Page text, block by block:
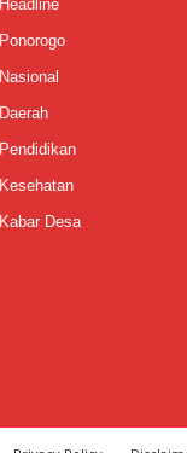
Headline
Ponorogo
Nasional
Daerah
Pendidikan
Kesehatan
Kabar Desa